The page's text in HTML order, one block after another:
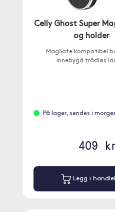
Celly Ghost Super
og holder
MagSafe kompatibel
innebygd trådløs
På lager, sendes i
409
Legg i